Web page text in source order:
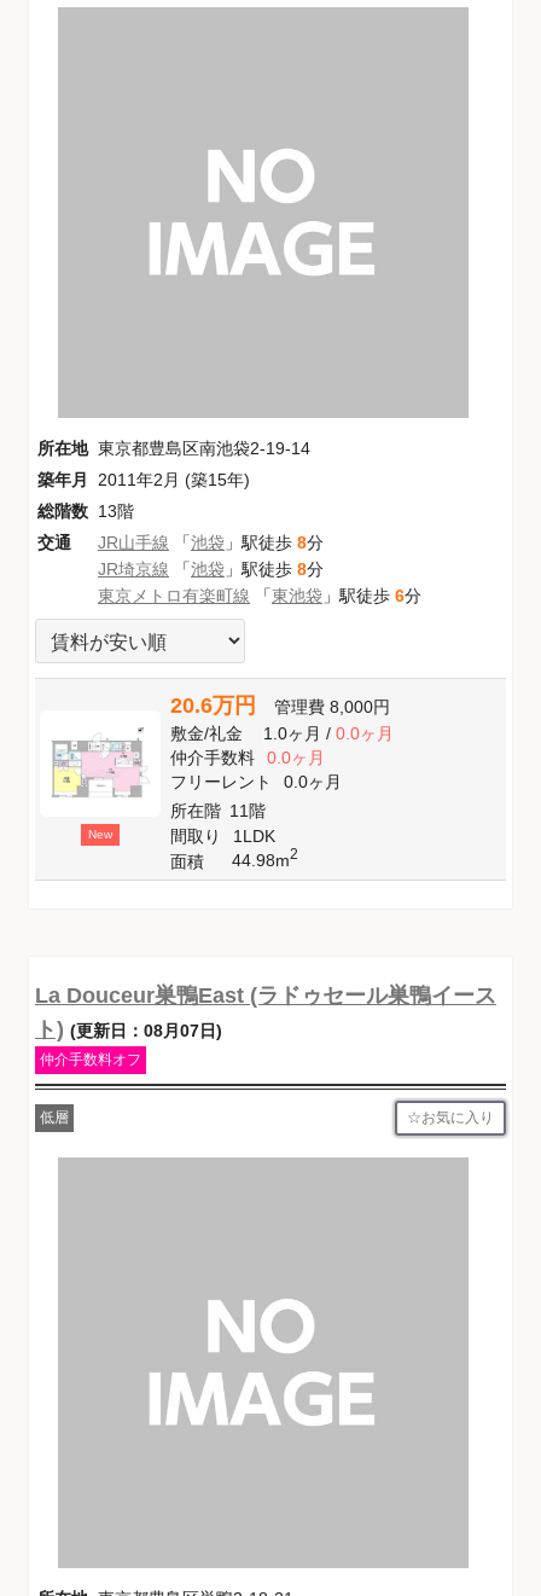
所在地 東京都豊島区南池袋2-19-14
築年月
2011年2月 (築15年)
総階数 13階
交通
JR山手線 「池袋 」駅徒歩 8分
JR埼京線 「池袋 」駅徒歩 8分
東京メトロ有楽町線 「東池袋 」駅徒歩 6分
New
20.6万円 管理費 8,000円
敷金/礼金 1.0ヶ月/ 0.0ヶ月
仲介手数料
0.0ヶ月
フリーレント
0.0ヶ月
所在階 11階
間取り
1LDK
面積
44.98m2
La Douceur巣鴨East (ラドゥセール巣鴨イース
ト) (更新日：08月07日)
仲介手数料オフ
低層 お気に入り